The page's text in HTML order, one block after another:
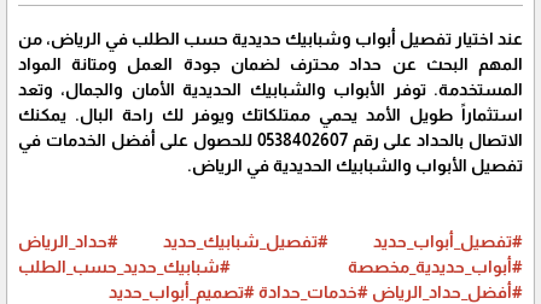
عند اختيار تفصيل أبواب وشبابيك حديدية حسب الطلب في الرياض، من
المهم البحث عن حداد محترف لضمان جودة العمل ومتانة المواد
المستخدمة. توفر الأبواب والشبابيك الحديدية الأمان والجمال، وتعد
استثماراً طويل الأمد يحمي ممتلكاتك ويوفر لك راحة البال. يمكنك
الاتصال بالحداد على رقم 0538402607 للحصول على أفضل الخدمات في
تفصيل الأبواب والشبابيك الحديدية في الرياض.
#تفصيل_أبواب_حديد #تفصيل_شبابيك_حديد
#حداد_الرياض
#أبواب_حديدية_مخصصة
#شبابيك_حديد_حسب_الطلب
#أفضل_حداد_الرياض #خدمات_حدادة#تصميم_أبواب_حديد